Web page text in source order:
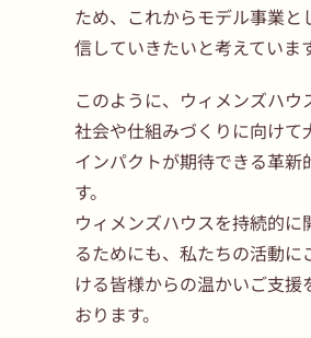
ため、これからモデル事業と
信していきたいと考えていま
このように、ウィメンズハウ
社会や仕組みづくりに向けて
インパクトが期待できる革新
す。
ウィメンズハウスを持続的に
るためにも、私たちの活動に
ける皆様からの温かいご支援
おります。